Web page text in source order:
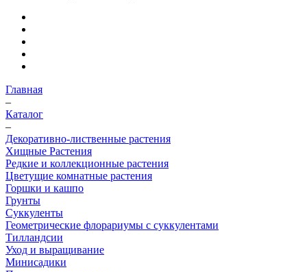
Главная
–
Каталог
–
Декоративно-лиственные растения
Хищные Растения
Редкие и коллекционные растения
Цветущие комнатные растения
Горшки и кашпо
Грунты
Суккуленты
Геометрические флорариумы с суккулентами
Тилландсии
Уход и выращивание
Минисадики